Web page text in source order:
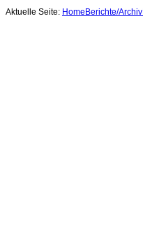
Aktuelle Seite: Home Berichte/Archiv